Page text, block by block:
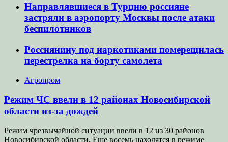
Направлявшиеся в Турцию россияне
застряли в аэропорту Москвы после атаки
беспилотников
Россиянину под наркотиками померещилась
перестрелка на борту самолета
Агропром
Режим ЧС ввели в 12 районах Новосибирской
области из-за дождей
Режим чрезвычайной ситуации ввели в 12 из 30 районов
Новосибирской области. Еще восемь находятся в режиме